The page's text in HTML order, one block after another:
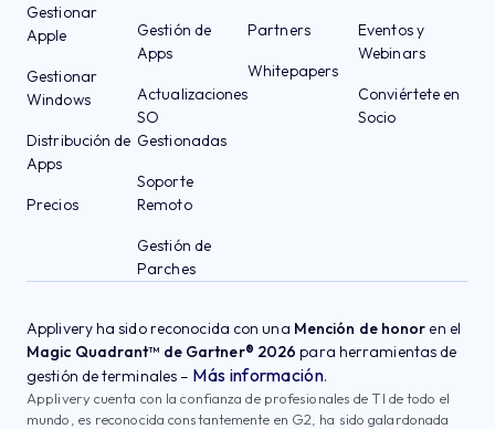
Gestionar
Apple
Gestionar
Windows
Distribución de
Apps
Precios
Gestión de
Apps
Actualizaciones
SO
Gestionadas
Soporte
Remoto
Gestión de
Parches
Partners
Whitepapers
Eventos y
Webinars
Conviértete en
Socio
Applivery ha sido reconocida con una Mención de honor en el
Magic Quadrant™ de Gartner® 2026 para herramientas de
gestión de terminales – Más información.
Applivery cuenta con la confianza de profesionales de TI de todo el
mundo, es reconocida constantemente en G2, ha sido galardonada